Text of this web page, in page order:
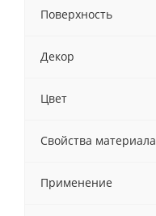
Поверхность
Декор
Цвет
Свойства материала
Применение